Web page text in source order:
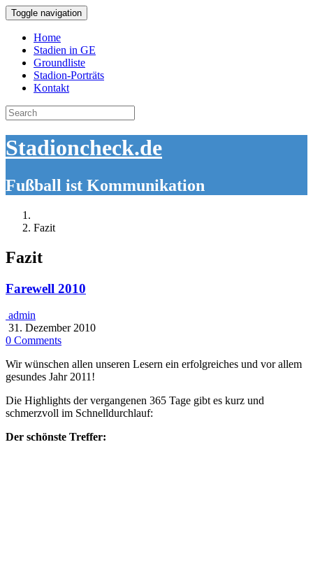
Toggle navigation
Home
Stadien in GE
Groundliste
Stadion-Porträts
Kontakt
Search
for:
Stadioncheck.de
Fußball ist Kommunikation
Fazit
Fazit
Farewell 2010
admin
31. Dezember 2010
0 Comments
Wir wünschen allen unseren Lesern ein erfolgreiches und vor allem
gesundes Jahr 2011!
Die Highlights der vergangenen 365 Tage gibt es kurz und
schmerzvoll im Schnelldurchlauf:
Der schönste Treffer: